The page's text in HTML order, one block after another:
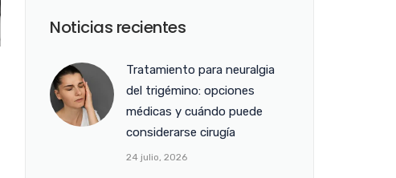
Noticias recientes
Tratamiento para neuralgia
del trigémino: opciones
médicas y cuándo puede
considerarse cirugía
24 julio, 2026